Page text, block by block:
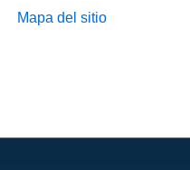
Mapa del sitio